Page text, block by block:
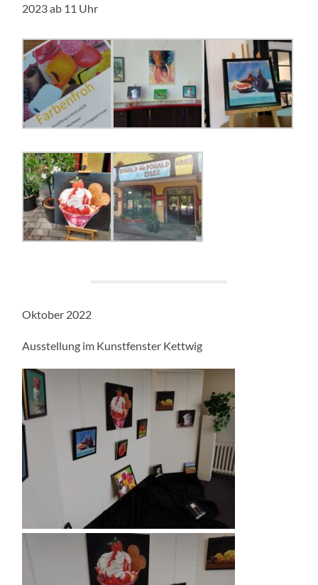
2023 ab 11 Uhr
Oktober 2022
Ausstellung im Kunstfenster Kettwig